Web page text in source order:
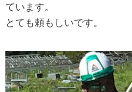
ています。
とても頼もしいです。